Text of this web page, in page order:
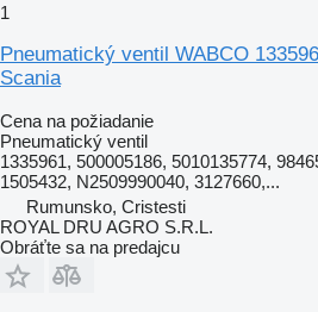
1
Pneumatický ventil WABCO
Scania
Cena na požiadanie
Pneumatický ventil
1335961, 500005186, 5010135774,
1505432, N2509990040, 3127660,...
Rumunsko, Cristesti
ROYAL DRU AGRO S.R.L.
Obráťte sa na predajcu